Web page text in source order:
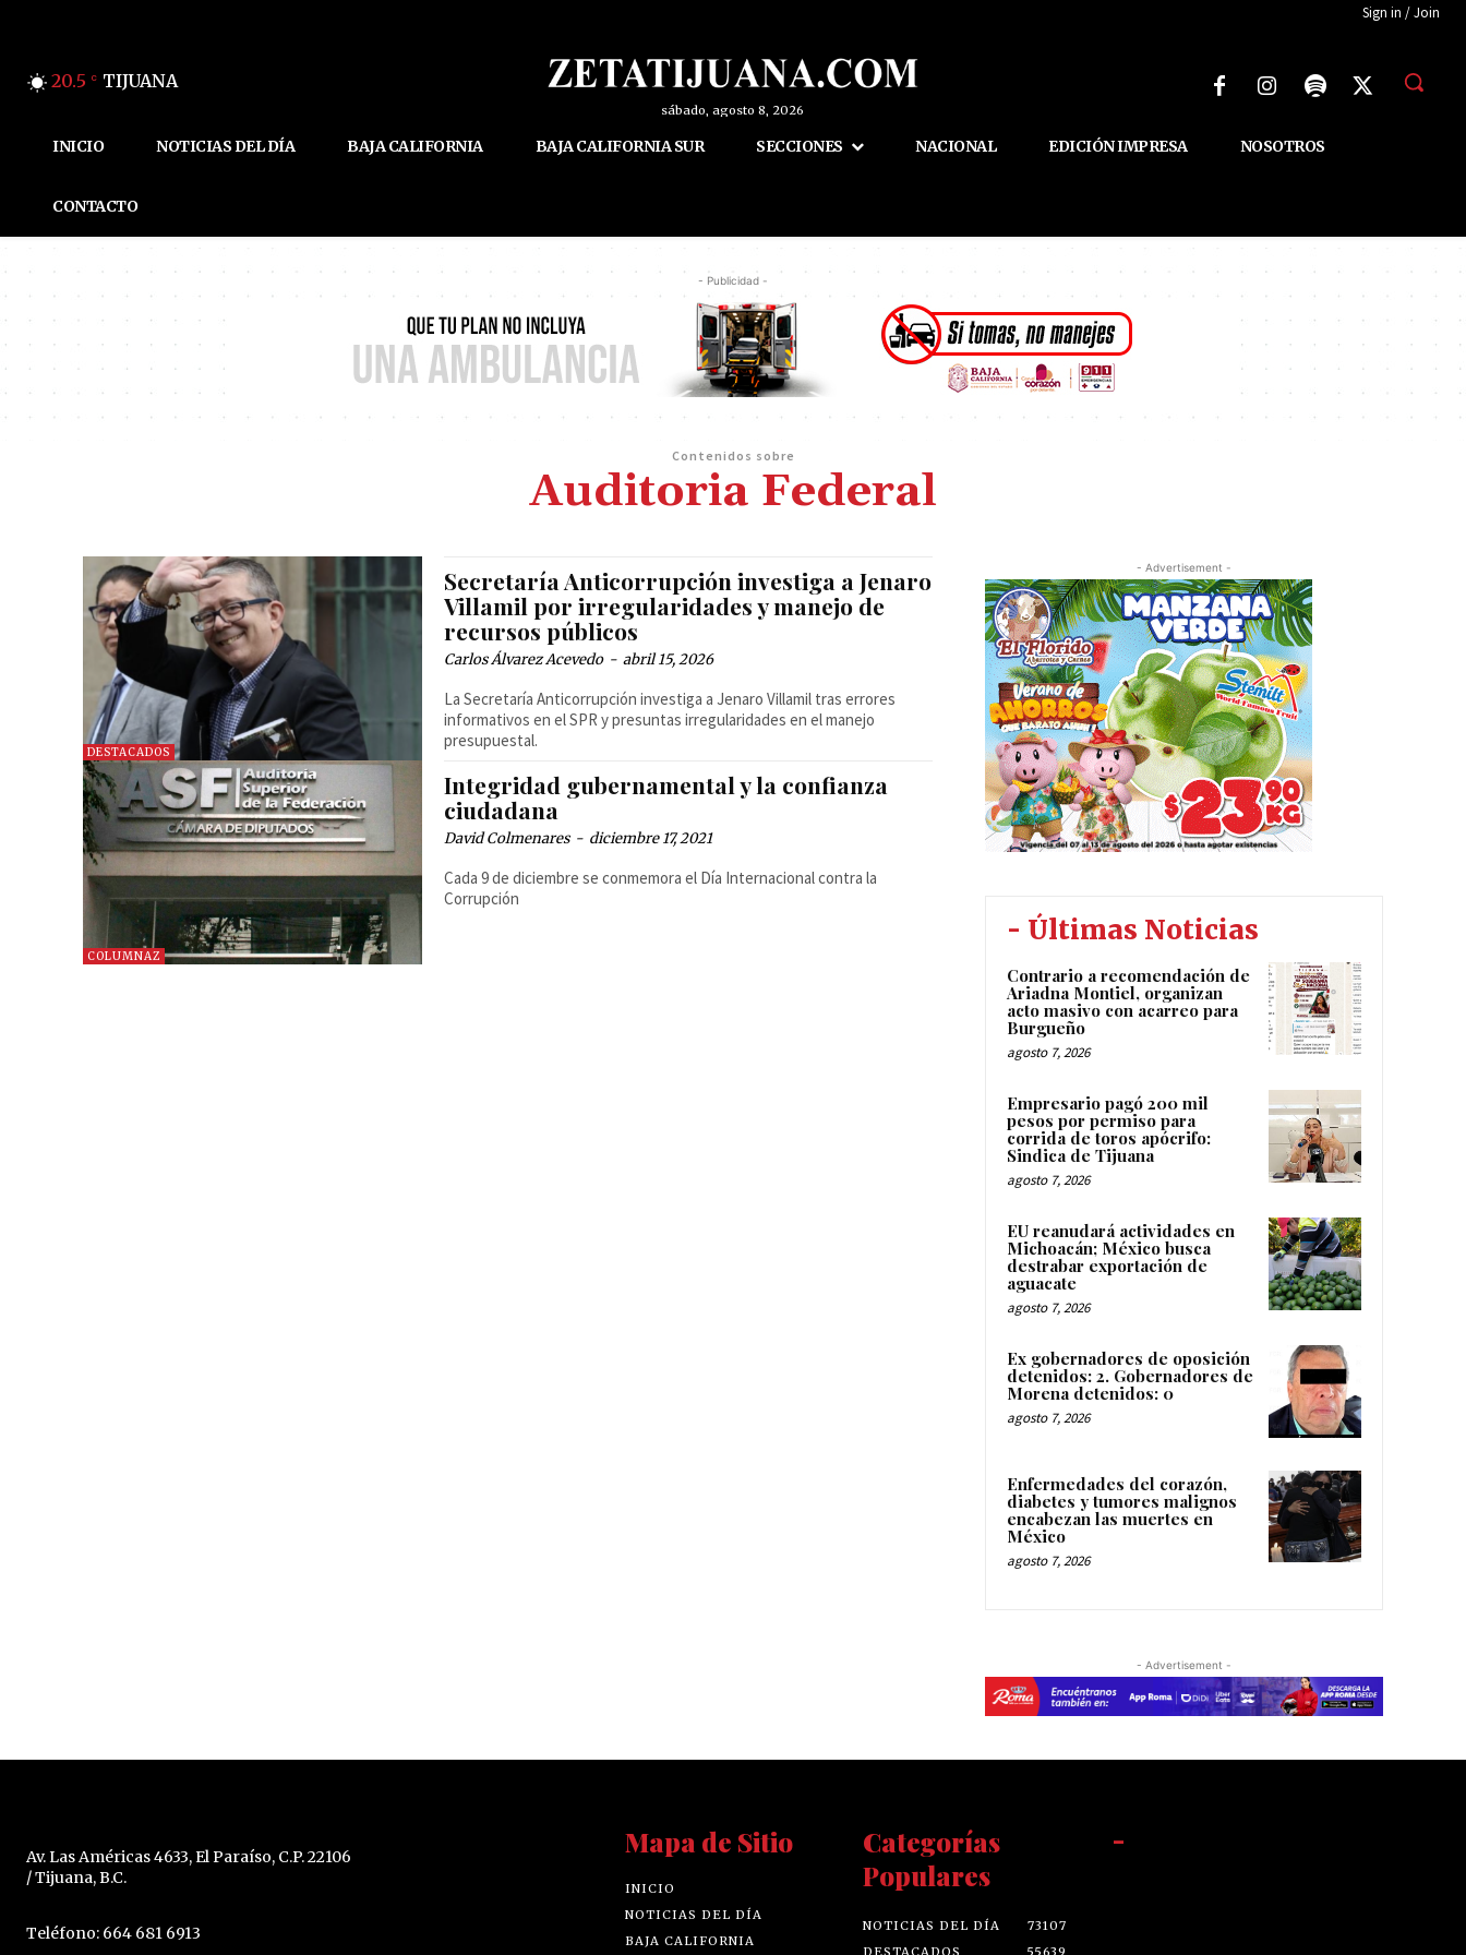
Sign in / Join
20.5 C TIJUANA
sábado, agosto 8, 2026
INICIO NOTICIAS DEL DÍA BAJA CALIFORNIA BAJA CALIFORNIA SUR SECCIONES NACIONAL EDICIÓN IMPRESA NOSOTROS
CONTACTO
- Publicidad -
Contenidos sobre
Auditoria Federal
DESTACADOS
Secretaría Anticorrupción investiga a Jenaro
Villamil por irregularidades y manejo de
recursos públicos
Carlos Álvarez Acevedo - abril 15, 2026
La Secretaría Anticorrupción investiga a Jenaro Villamil tras errores
informativos en el SPR y presuntas irregularidades en el manejo
presupuestal.
COLUMNAZ
Integridad gubernamental y la confianza
ciudadana
David Colmenares - diciembre 17, 2021
Cada 9 de diciembre se conmemora el Día Internacional contra la
Corrupción
- Advertisement -
- Últimas Noticias
Contrario a recomendación de
Ariadna Montiel, organizan
acto masivo con acarreo para
Burgueño
agosto 7, 2026
Empresario pagó 200 mil
pesos por permiso para
corrida de toros apócrifo:
Sindica de Tijuana
agosto 7, 2026
EU reanudará actividades en
Michoacán; México busca
destrabar exportación de
aguacate
agosto 7, 2026
Ex gobernadores de oposición
detenidos: 2. Gobernadores de
Morena detenidos: 0
agosto 7, 2026
Enfermedades del corazón,
diabetes y tumores malignos
encabezan las muertes en
México
agosto 7, 2026
- Advertisement -
Av. Las Américas 4633, El Paraíso, C.P. 22106
/ Tijuana, B.C.
Teléfono: 664 681 6913
Mapa de Sitio
INICIO
NOTICIAS DEL DÍA
BAJA CALIFORNIA
Categorías
Populares
NOTICIAS DEL DÍA
73107
-